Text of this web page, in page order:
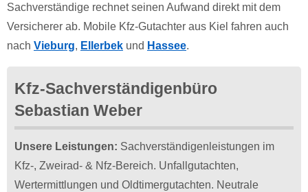
Sachverständige rechnet seinen Aufwand direkt mit dem
Versicherer ab. Mobile Kfz-Gutachter aus Kiel fahren auch
nach Vieburg, Ellerbek und Hassee.
Kfz-Sachverständigenbüro
Sebastian Weber
Unsere Leistungen: Sachverständigenleistungen im
Kfz-, Zweirad- & Nfz-Bereich. Unfallgutachten,
Wertermittlungen und Oldtimergutachten. Neutrale